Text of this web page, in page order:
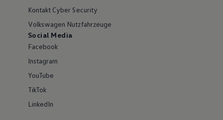
Kontakt Cyber Security
Volkswagen Nutzfahrzeuge
Social Media
Facebook
Instagram
YouTube
TikTok
LinkedIn